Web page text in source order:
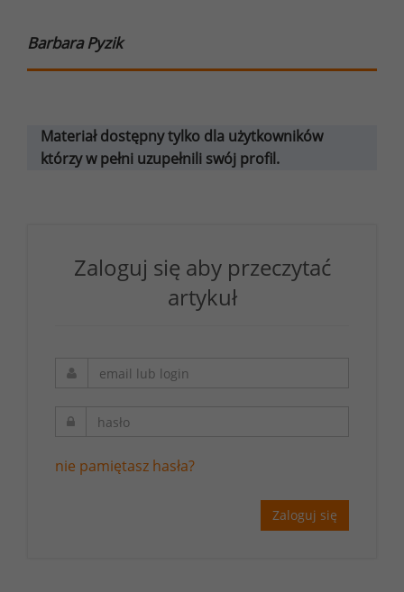
Barbara Pyzik
Materiał dostępny tylko dla użytkowników
którzy w pełni uzupełnili swój profil.
Zaloguj się aby przeczytać
artykuł
nie pamiętasz hasła?
Zaloguj się